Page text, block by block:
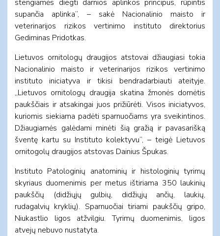
stengiamės diegti darnios aplinkos principus, rūpintis
supančia aplinka“, – sakė Nacionalinio maisto ir
veterinarijos rizikos vertinimo instituto direktorius
Gediminas Pridotkas.
Lietuvos ornitologų draugijos atstovai džiaugiasi tokia
Nacionalinio maisto ir veterinarijos rizikos vertinimo
instituto iniciatyva ir tikisi bendradarbiauti ateityje.
„Lietuvos ornitologų draugija skatina žmonės domėtis
paukščiais ir atsakingai juos prižiūrėti. Visos iniciatyvos,
kuriomis siekiama padėti sparnuočiams yra sveikintinos.
Džiaugiamės galėdami minėti šią gražią ir pavasarišką
šventę kartu su Instituto kolektyvu“, – teigė Lietuvos
ornitogolų draugijos atstovas Dainius Špukas.
Instituto Patologinių anatominių ir histologinių tyrimų
skyriaus duomenimis per metus ištiriama 350 laukinių
paukščių (didžiųjų gulbių, didžiųjų ančių, laukių,
rudagalvių kryklių). Sparnuočiai tiriami paukščių gripo,
Niukastlio ligos atžvilgiu. Tyrimų duomenimis, ligos
atvejų nebuvo nustatyta.